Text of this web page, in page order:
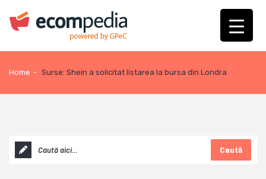
Home - Surse: Shein a solicitat listarea la bursa din Londra
Caută